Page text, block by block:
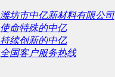
潍坊市中亿新材料有限公司
使命特殊的中亿
持续创新的中亿
全国客户服务热线